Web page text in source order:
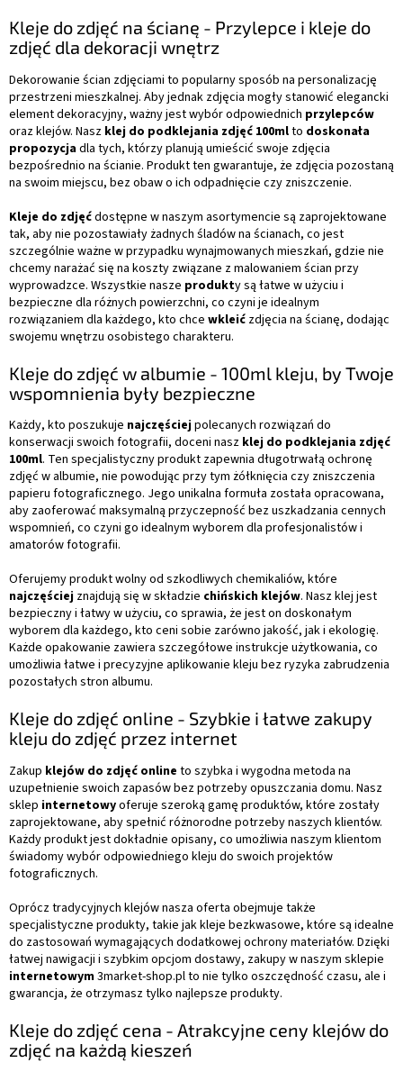
Kleje do zdjęć na ścianę - Przylepce i kleje do
zdjęć dla dekoracji wnętrz
Dekorowanie ścian zdjęciami to popularny sposób na personalizację
przestrzeni mieszkalnej. Aby jednak zdjęcia mogły stanowić elegancki
element dekoracyjny, ważny jest wybór odpowiednich przylepców
oraz klejów. Nasz klej do podklejania zdjęć 100mlto doskonała
propozycjadla tych, którzy planują umieścić swoje zdjęcia
bezpośrednio na ścianie. Produkt ten gwarantuje, że zdjęcia pozostaną
na swoim miejscu, bez obaw o ich odpadnięcie czy zniszczenie.
Kleje do zdjęćdostępne w naszym asortymencie są zaprojektowane
tak, aby nie pozostawiały żadnych śladów na ścianach, co jest
szczególnie ważne w przypadku wynajmowanych mieszkań, gdzie nie
chcemy narażać się na koszty związane z malowaniem ścian przy
wyprowadzce. Wszystkie nasze produkty są łatwe w użyciu i
bezpieczne dla różnych powierzchni, co czyni je idealnym
rozwiązaniem dla każdego, kto chce wkleić zdjęcia na ścianę, dodając
swojemu wnętrzu osobistego charakteru.
Kleje do zdjęć w albumie - 100ml kleju, by Twoje
wspomnienia były bezpieczne
Każdy, kto poszukuje najczęściejpolecanych rozwiązań do
konserwacji swoich fotografii, doceni nasz klej do podklejania zdjęć
100ml. Ten specjalistyczny produkt zapewnia długotrwałą ochronę
zdjęć w albumie, nie powodując przy tym żółknięcia czy zniszczenia
papieru fotograficznego. Jego unikalna formuła została opracowana,
aby zaoferować maksymalną przyczepność bez uszkadzania cennych
wspomnień, co czyni go idealnym wyborem dla profesjonalistów i
amatorów fotografii.
Oferujemy produkt wolny od szkodliwych chemikaliów, które
najczęściej znajdują się w składzie chińskich klejów. Nasz klej jest
bezpieczny i łatwy w użyciu, co sprawia, że jest on doskonałym
wyborem dla każdego, kto ceni sobie zarówno jakość, jak i ekologię.
Każde opakowanie zawiera szczegółowe instrukcje użytkowania, co
umożliwia łatwe i precyzyjne aplikowanie kleju bez ryzyka zabrudzenia
pozostałych stron albumu.
Kleje do zdjęć online - Szybkie i łatwe zakupy
kleju do zdjęć przez internet
Zakup klejów do zdjęć online to szybka i wygodna metoda na
uzupełnienie swoich zapasów bez potrzeby opuszczania domu. Nasz
sklep internetowyoferuje szeroką gamę produktów, które zostały
zaprojektowane, aby spełnić różnorodne potrzeby naszych klientów.
Każdy produkt jest dokładnie opisany, co umożliwia naszym klientom
świadomy wybór odpowiedniego kleju do swoich projektów
fotograficznych.
Oprócz tradycyjnych klejów nasza oferta obejmuje także
specjalistyczne produkty, takie jak kleje bezkwasowe, które są idealne
do zastosowań wymagających dodatkowej ochrony materiałów. Dzięki
łatwej nawigacji i szybkim opcjom dostawy, zakupy w naszym sklepie
internetowym3market-shop.pl to nie tylko oszczędność czasu, ale i
gwarancja, że otrzymasz tylko najlepsze produkty.
Kleje do zdjęć cena - Atrakcyjne ceny klejów do
zdjęć na każdą kieszeń